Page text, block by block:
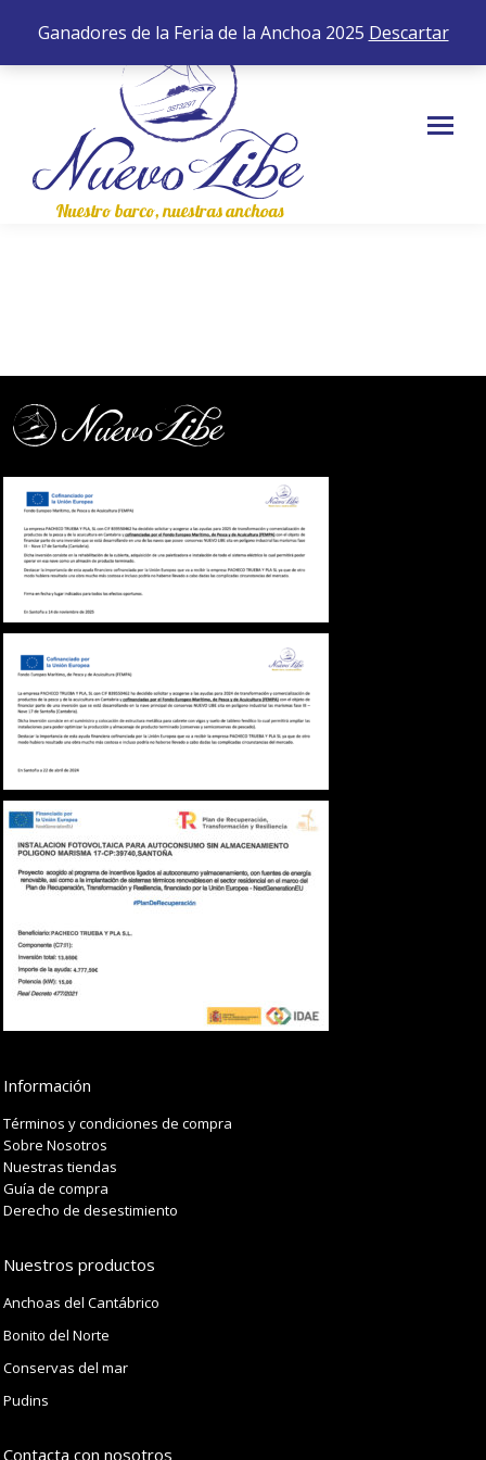
Información
Términos y condiciones de compra
Sobre Nosotros
Nuestras tiendas
Guía de compra
Derecho de desestimiento
Nuestros productos
Anchoas del Cantábrico
Bonito del Norte
Conservas del mar
Pudins
Contacta con nosotros
Ganadores de la Feria de la Anchoa 2025 Descartar